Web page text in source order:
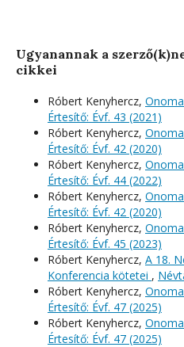
Ugyanannak a
cikkei
Róbert Kenyhercz,
Értesítő: Évf. 43 (2021)
Róbert Kenyhercz,
Értesítő: Évf. 42 (2020)
Róbert Kenyhercz,
Értesítő: Évf. 44 (2022)
Róbert Kenyhercz,
Értesítő: Évf. 42 (2020)
Róbert Kenyhercz,
Értesítő: Évf. 45 (2023)
Róbert Kenyhercz, A 18.
Konferencia kötetei ,
Róbert Kenyhercz,
Értesítő: Évf. 47 (2025)
Róbert Kenyhercz,
Értesítő: Évf. 47 (2025)